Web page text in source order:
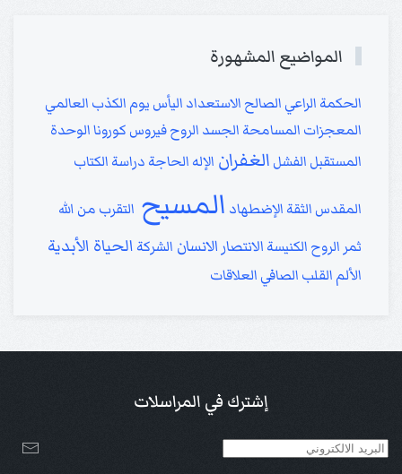
المواضيع المشهورة
الحكمة الراعي الصالح الاستعداد اليأس يوم الكذب العالمي
المعجزات المسامحة الجسد الروحفيروس كوروناالوحدة
المستقبل الفشل الغفران الإله الحاجة دراسة الكتاب
المقدس الثقة الإضطهاد المسيح التقرب من الله
ثمر الروح الكنيسة الانتصار الانسان الشركة الحياة الأبدية
الألم القلب الصافي العلاقات
إشترك في المراسلات